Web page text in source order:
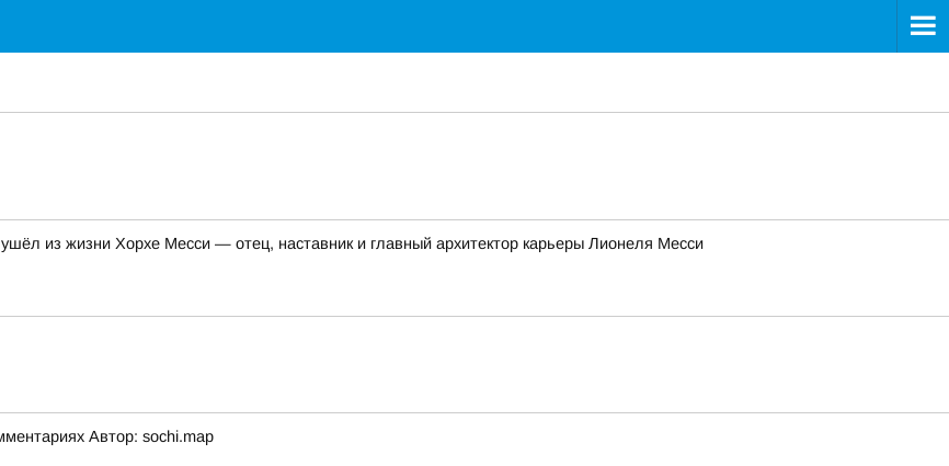
из жизни Хорхе Месси — отец, наставник и главный архитектор карьеры Лионеля Месси
Автор: sochi.map